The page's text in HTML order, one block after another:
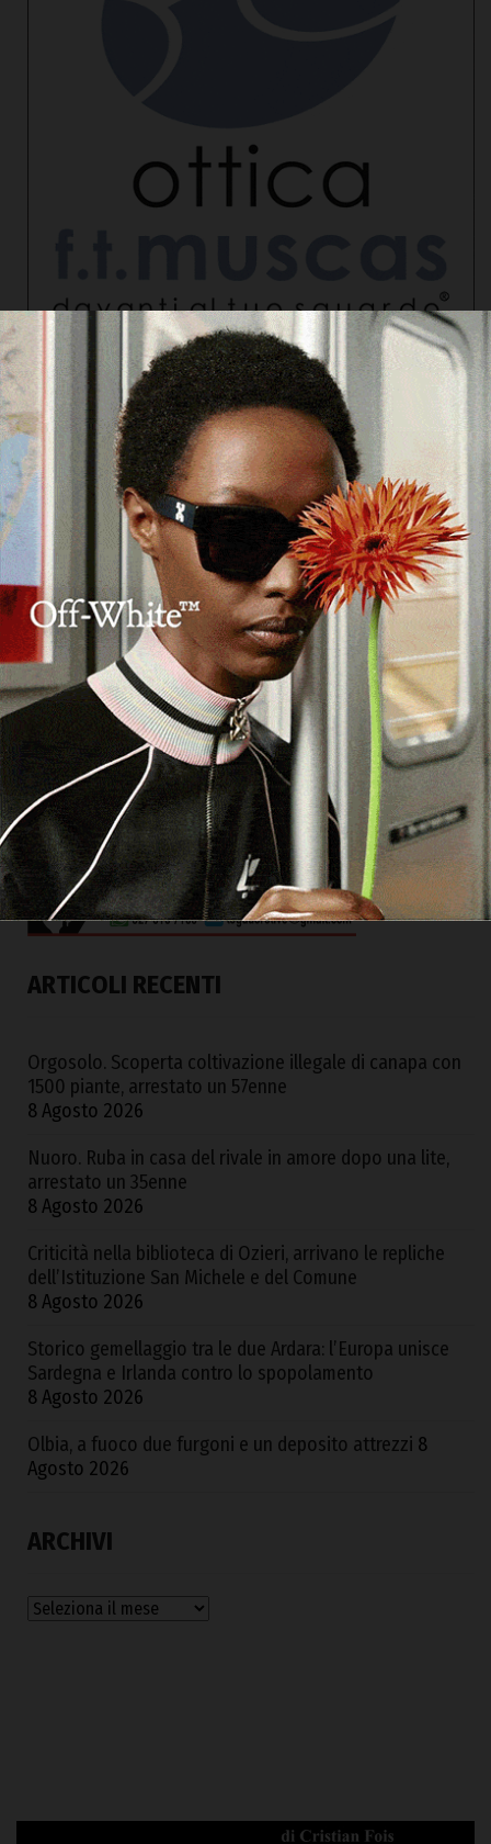
ARTICOLI RECENTI
Orgosolo. Scoperta coltivazione illegale di canapa con
1500 piante, arrestato un 57enne
8 Agosto 2026
Nuoro. Ruba in casa del rivale in amore dopo una lite,
arrestato un 35enne
8 Agosto 2026
Criticità nella biblioteca di Ozieri, arrivano le repliche
dell’Istituzione San Michele e del Comune
8 Agosto 2026
Storico gemellaggio tra le due Ardara: l’Europa unisce
Sardegna e Irlanda contro lo spopolamento
8 Agosto 2026
Olbia, a fuoco due furgoni e un deposito attrezzi 8
Agosto 2026
ARCHIVI
Archivi